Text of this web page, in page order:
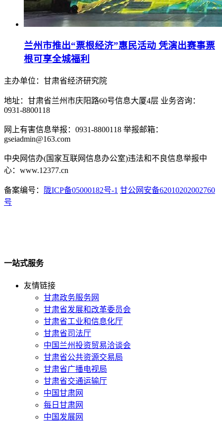
兰州市推出“票根经济”惠民活动 凭演出赛事票
根可享全城福利
主办单位：甘肃省经济研究院
地址：甘肃省兰州市庆阳路60号信息大厦4层 业务咨询：
0931-8800118
网上有害信息举报：0931-8800118 举报邮箱：
gseiadmin@163.com
中央网信办(国家互联网信息办公室)违法和不良信息举报中
心：www.12377.cn
备案编号： 陇ICP备05000182号-1 甘公网安备62010202002760
号
一站式服务
友情链接
甘肃政务服务网
甘肃省发展和改革委员会
甘肃省工业和信息化厅
甘肃省司法厅
中国兰州投资贸易洽谈会
甘肃省公共资源交易局
甘肃省广播电视局
甘肃省交通运输厅
中国甘肃网
每日甘肃网
中国发展网